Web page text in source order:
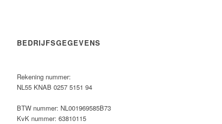
BEDRIJFSGEGEVENS
Rekening nummer:
NL55 KNAB 0257 5151 94
BTW nummer: NL001969585B73
KvK nummer: 63810115